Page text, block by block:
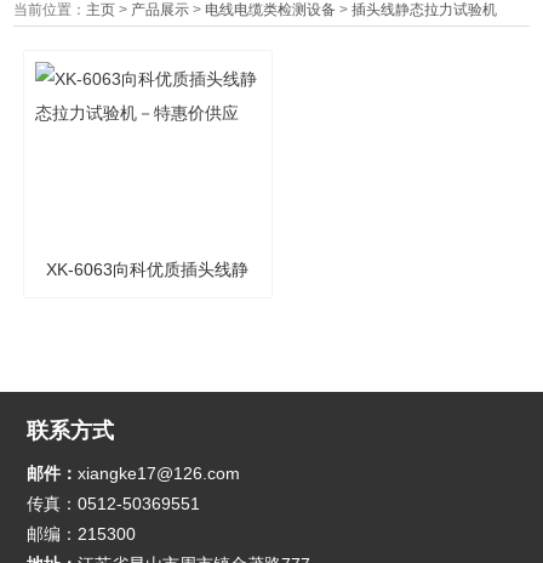
当前位置： 主页 > 产品展示 > 电线电缆类检测设备 >插头线静态拉力试验机
XK-6063向科优质插头线静
联系方式
邮件：xiangke17@126.com
传真：0512-50369551
邮编：215300